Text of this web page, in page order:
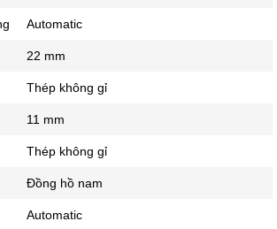
Automatic
22 mm
Thép không gỉ
11 mm
Thép không gỉ
Đồng hồ nam
Automatic